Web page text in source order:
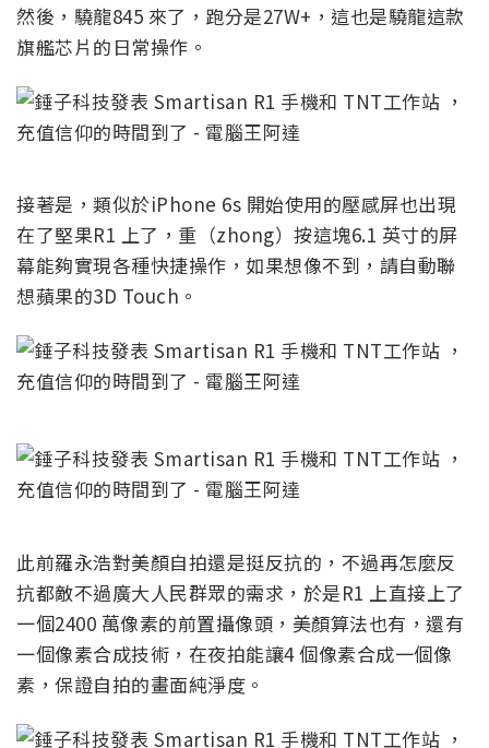
然後，驍龍845 來了，跑分是27W+，這也是驍龍這款
旗艦芯片的日常操作。
接著是，類似於iPhone 6s 開始使用的壓感屏也出現
在了堅果R1 上了，重（zhong）按這塊6.1 英寸的屏
幕能夠實現各種快捷操作，如果想像不到，請自動聯
想蘋果的3D Touch。
此前羅永浩對美顏自拍還是挺反抗的，不過再怎麼反
抗都敵不過廣大人民群眾的需求，於是R1 上直接上了
一個2400 萬像素的前置攝像頭，美顏算法也有，還有
一個像素合成技術，在夜拍能讓4 個像素合成一個像
素，保證自拍的畫面純淨度。